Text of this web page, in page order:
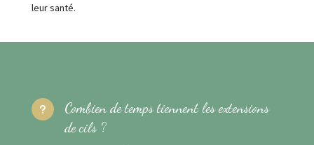
leur santé.
u
Combien de temps tiennent les extensions
de cils ?